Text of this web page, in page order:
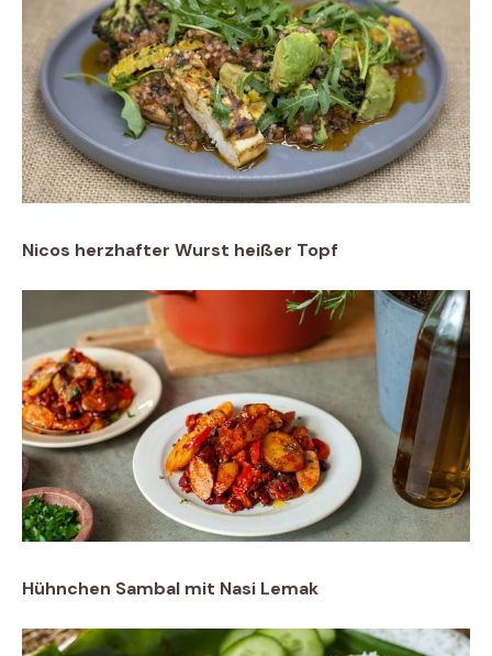
Nicos herzhafter Wurst heißer Topf
Hühnchen Sambal mit Nasi Lemak